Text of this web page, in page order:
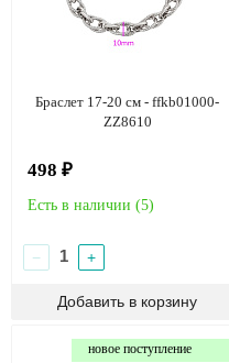
Браслет 17-20 см - ffkb01000-
ZZ8610
498 ₽
Есть в наличии (5)
− +
новое поступление